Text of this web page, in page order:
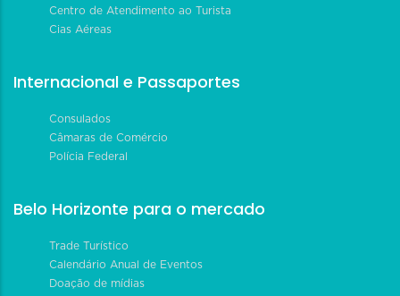
Centro de Atendimento ao Turista
Cias Aéreas
Internacional e Passaportes
Consulados
Câmaras de Comércio
Polícia Federal
Belo Horizonte para o mercado
Trade Turístico
Calendário Anual de Eventos
Doação de mídias